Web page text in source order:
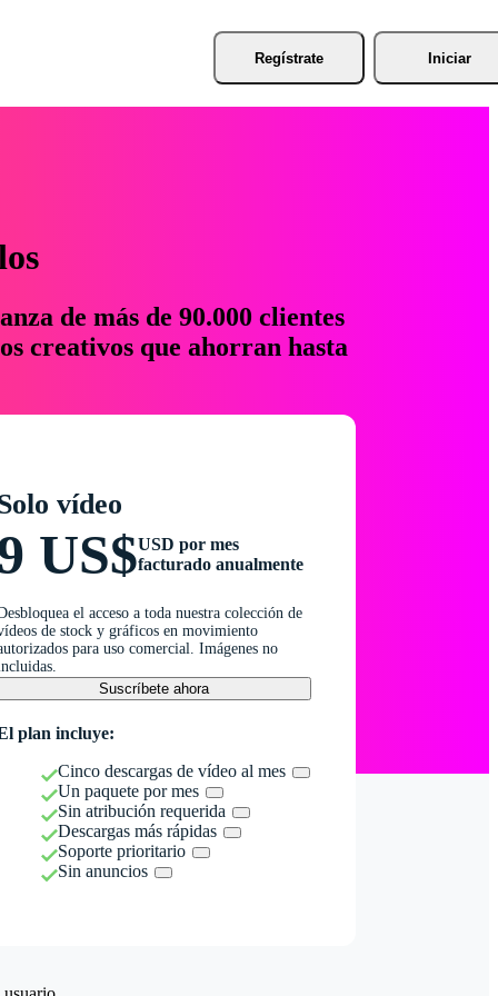
Regístrate Iniciar
de más de 90.000 clientes
creativos que ahorran hasta
vídeo
US$USD por mes
facturado anualmente
el acceso a toda nuestra colección de
de stock y gráficos en movimiento
para uso comercial. Imágenes no
Suscríbete ahora
plan incluye:
Cinco descargas de vídeo al mes
Un paquete por mes
Sin atribución requerida
Descargas más rápidas
Soporte prioritario
Sin anuncios